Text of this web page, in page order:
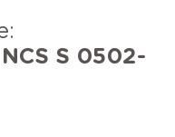
:
NCS S 0502-